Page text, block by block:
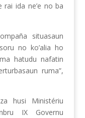
rai ida ne’e no ba
situasaun
no ko’alia ho
hatudu nafatin
ruma”,
husi Ministériu
IX Governu